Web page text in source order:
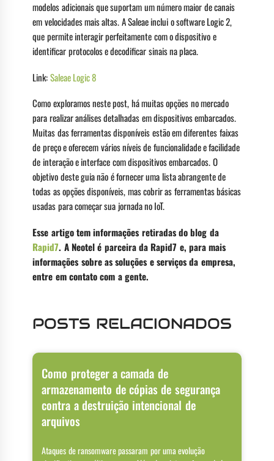
modelos adicionais que suportam um número maior de canais
em velocidades mais altas. A Saleae inclui o software Logic 2,
que permite interagir perfeitamente com o dispositivo e
identificar protocolos e decodificar sinais na placa.
Link:Saleae Logic 8
Como exploramos neste post, há muitas opções no mercado
para realizar análises detalhadas em dispositivos embarcados.
Muitas das ferramentas disponíveis estão em diferentes faixas
de preço e oferecem vários níveis de funcionalidade e facilidade
de interação e interface com dispositivos embarcados. O
objetivo deste guia não é fornecer uma lista abrangente de
todas as opções disponíveis, mas cobrir as ferramentas básicas
usadas para começar sua jornada no IoT.
Esse artigo tem informações retiradas do blog da
Rapid7. A Neotel é parceira da Rapid7 e, para mais
informações sobre as soluções e serviços da empresa,
entre em contato com a gente.
POSTS RELACIONADOS
Como proteger a camada de
armazenamento de cópias de segurança
contra a destruição intencional de
arquivos
Ataques de ransomware passaram por uma evolução